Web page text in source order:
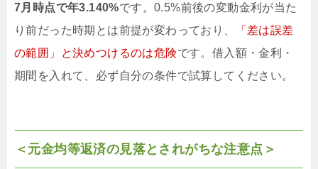
7月時点で年3.140%です。0.5%前後の変動金利が当た
り前だった時期とは前提が変わっており、
「差は誤差
の範囲」と決めつけるのは危険です。借入額・金利・
期間を入れて、必ず自分の条件で試算してください。
＜元金均等返済の見落とされがちな注意点＞